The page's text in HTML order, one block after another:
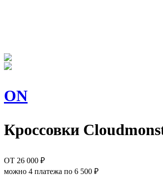
ON
Кроссовки
ОТ 26 000 ₽
можно 4 платежа по 6 500 ₽